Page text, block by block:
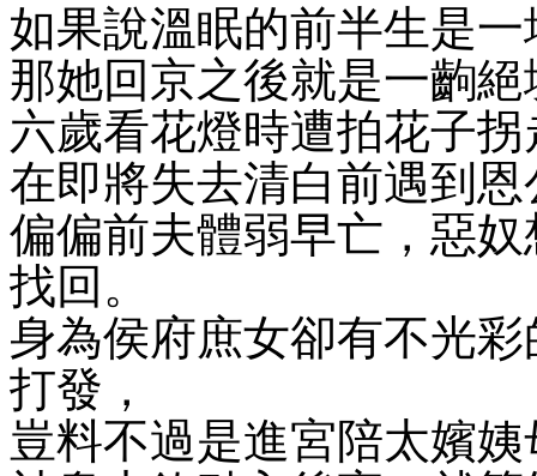
如果說溫眠的前半生是
那她回京之後就是一齣
六歲看花燈時遭拍花子
在即將失去清白前遇到
偏偏前夫體弱早亡，惡
找回。
身為侯府庶女卻有不光
打發，
豈料不過是進宮陪太嬪